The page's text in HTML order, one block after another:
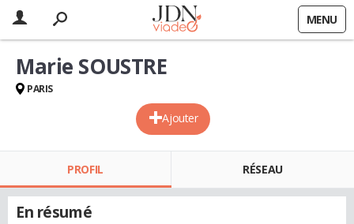
MENU
Ajouter
Marie SOUSTRE
PARIS
PROFIL RÉSEAU
En résumé